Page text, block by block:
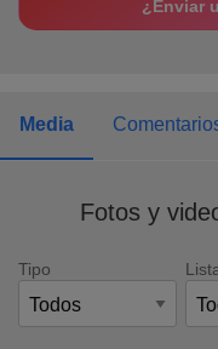
¿Enviar
Media
Fotos y
Tipo